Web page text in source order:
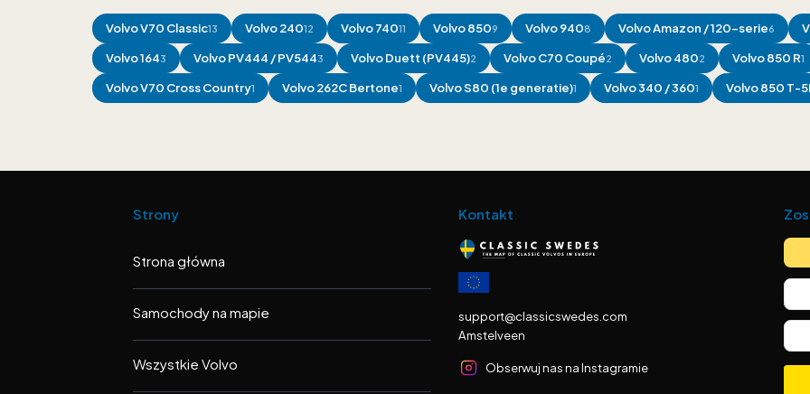
VolvoV70 Classic13 Volvo24012 Volvo74011 Volvo8509 Volvo9408 VolvoAmazon / 120-serie6
Volvo1643 VolvoPV444 / PV5443 VolvoDuett (PV445)2 VolvoC70 Coupé2 Volvo4802 Volvo850 R1
VolvoV70 Cross Country1 Volvo262C Bertone1 VolvoS80 (1e generatie)1 Volvo340 / 3601 Volvo850 T-
Strony
Strona główna
Samochody na mapie
Wszystkie Volvo
Kontakt
support@classicswedes.com
Amstelveen
Obserwuj nas na Instagramie